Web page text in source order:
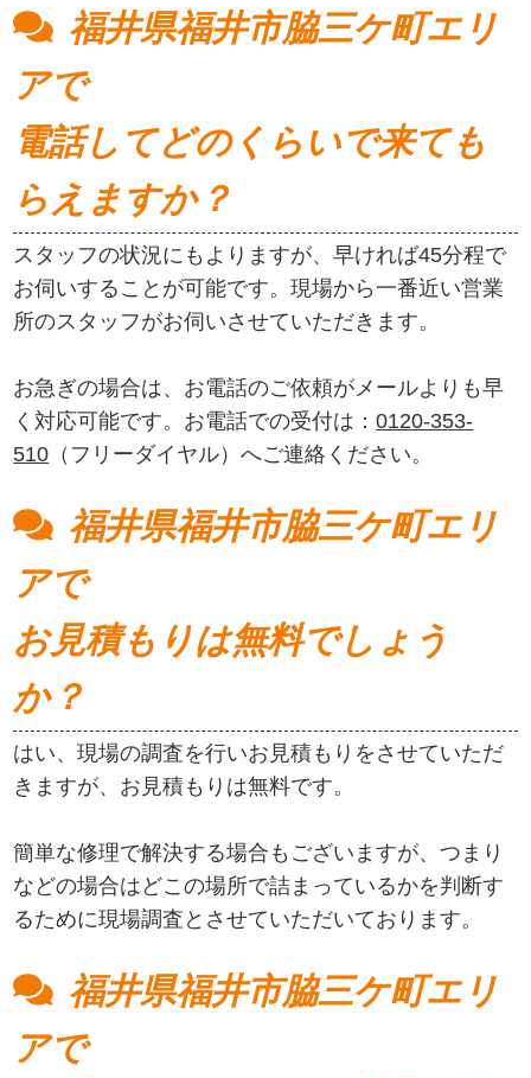
福井県福井市脇三ケ町エリ
アで
電話してどのくらいで来ても
らえますか？
スタッフの状況にもよりますが、早ければ45分程で
お伺いすることが可能です。現場から一番近い営業
所のスタッフがお伺いさせていただきます。
お急ぎの場合は、お電話のご依頼がメールよりも早
く対応可能です。お電話での受付は：0120-353-
510 （フリーダイヤル）へご連絡ください。
福井県福井市脇三ケ町エリ
アで
お見積もりは無料でしょう
か？
はい、現場の調査を行いお見積もりをさせていただ
きますが、お見積もりは無料です。
簡単な修理で解決する場合もございますが、つまり
などの場合はどこの場所で詰まっているかを判断す
るために現場調査とさせていただいております。
福井県福井市脇三ケ町エリ
アで